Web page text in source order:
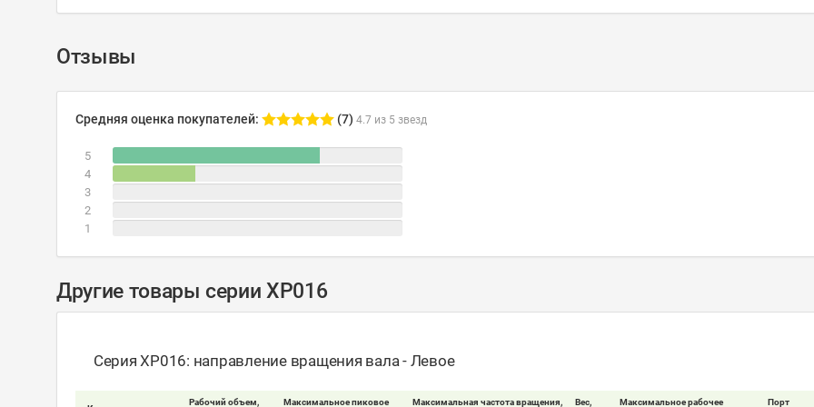
Отзывы
Средняя оценка покупателей: (7) 4.7 из 5 звезд
5
4
3
2
1
Другие товары серии XP016
Серия XP016: направление вращения вала - Левое
Рабочий объем, Максимальное пиковое Максимальная частота вращения, Вес, Максимальное рабочее Порт